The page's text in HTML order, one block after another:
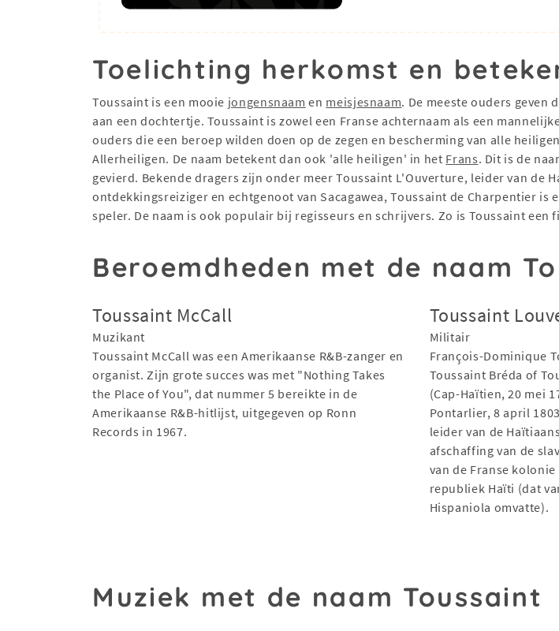
Toelichting herkomst en
Toussaint is een mooie jongensnaam en meisjesnaam. De meeste ouders geven
aan een dochtertje. Toussaint is zowel een Franse achternaam als een
ouders die een beroep wilden doen op de zegen en bescherming van alle
Allerheiligen. De naam betekent dan ook 'alle heiligen' in het Frans. Dit is de
gevierd. Bekende dragers zijn onder meer Toussaint L'Ouverture, leider van de
ontdekkingsreiziger en echtgenoot van Sacagawea, Toussaint de Charpentier is
speler. De naam is ook populair bij regisseurs en schrijvers. Zo is Toussaint
Beroemdheden met de naam
Toussaint McCall
Muzikant
Toussaint McCall was een Amerikaanse R&B-zanger en
organist. Zijn grote succes was met "Nothing Takes
the Place of You", dat nummer 5 bereikte in de
Amerikaanse R&B-hitlijst, uitgegeven op Ronn
Records in 1967.
Toussaint
Militair
François-Dominique
Toussaint Bréda of
(Cap-Haïtien, 20 mei
Pontarlier, 8 april
leider van de
afschaffing van de
van de Franse
republiek Haïti (dat
Hispaniola omvatte).
Muziek met de naam Toussaint